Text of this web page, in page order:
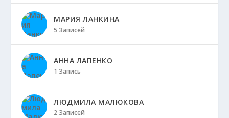
МАРИЯ ЛАНКИНА
5 Записей
АННА ЛАПЕНКО
1 Запись
ЛЮДМИЛА МАЛЮКОВА
2 Записей